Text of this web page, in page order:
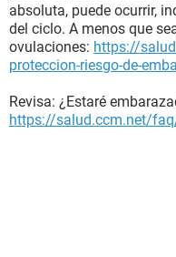
absoluta, puede ocurrir,
del ciclo. A menos que
ovulaciones: https://
proteccion-riesgo-de-
Revisa: ¿Estaré
https://salud.ccm.net/